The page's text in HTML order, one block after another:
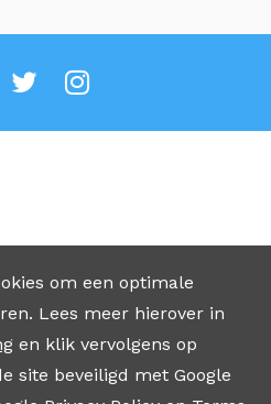
om een optimale
Lees meer hierover in
en klik vervolgens op
site beveiligd met Google